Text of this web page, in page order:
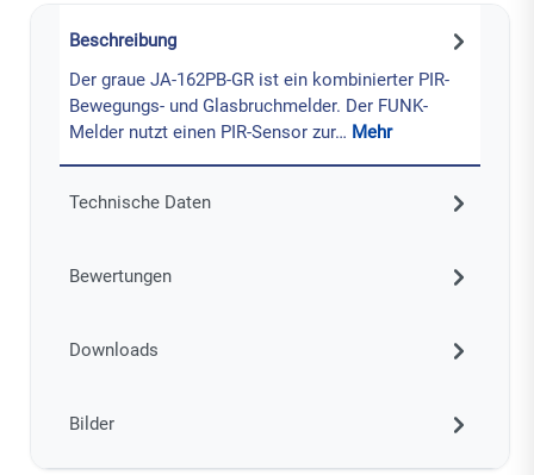
Beschreibung
Der graue JA-162PB-GR ist ein kombinierter PIR-
Bewegungs- und Glasbruchmelder. Der FUNK-
Melder nutzt einen PIR-Sensor zur… Mehr
Technische Daten
Bewertungen
Downloads
Bilder